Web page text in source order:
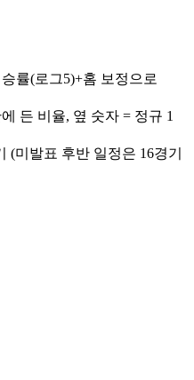
률(로그5)+홈 보정으로
든 비율, 옆 숫자 = 정규 1
(미발표 후반 일정은 16경기